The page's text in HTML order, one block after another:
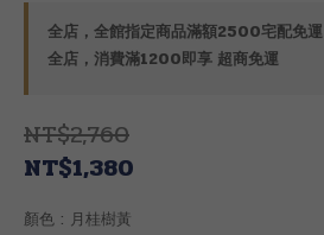
全店，全館指定商品滿額2500宅配免運
全店，消費滿1200即享 超商免運
NT$2,760
NT$1,380
顏色 : 月桂樹黃